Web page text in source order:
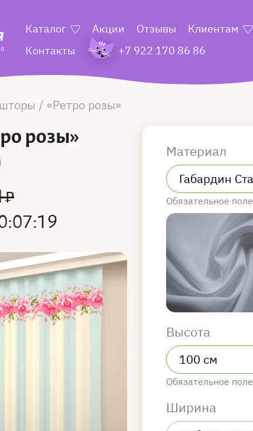
Каталог Акции Отзывы Клиентам
Контакты
+7 922 170 86 86
Ретро розы
розы»
₽
Материал
Обязательное поле
Высота
Обязательное поле
Ширина